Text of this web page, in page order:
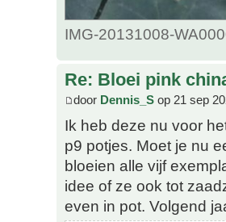
IMG-20131008-
Re: Bloei pink
door Dennis_S op 21 sep
Ik heb deze nu voor
p9 potjes. Moet je nu
bloeien alle vijf
idee of ze ook tot
even in pot. Volgend